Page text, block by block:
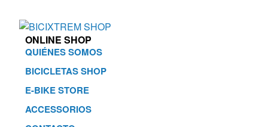
ONLINE SHOP
QUIÉNES SOMOS
BICICLETAS SHOP
E-BIKE STORE
ACCESSORIOS